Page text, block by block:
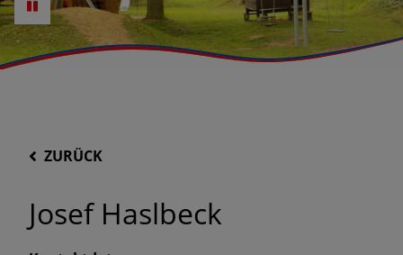
ZURÜCK
Josef Haslbeck